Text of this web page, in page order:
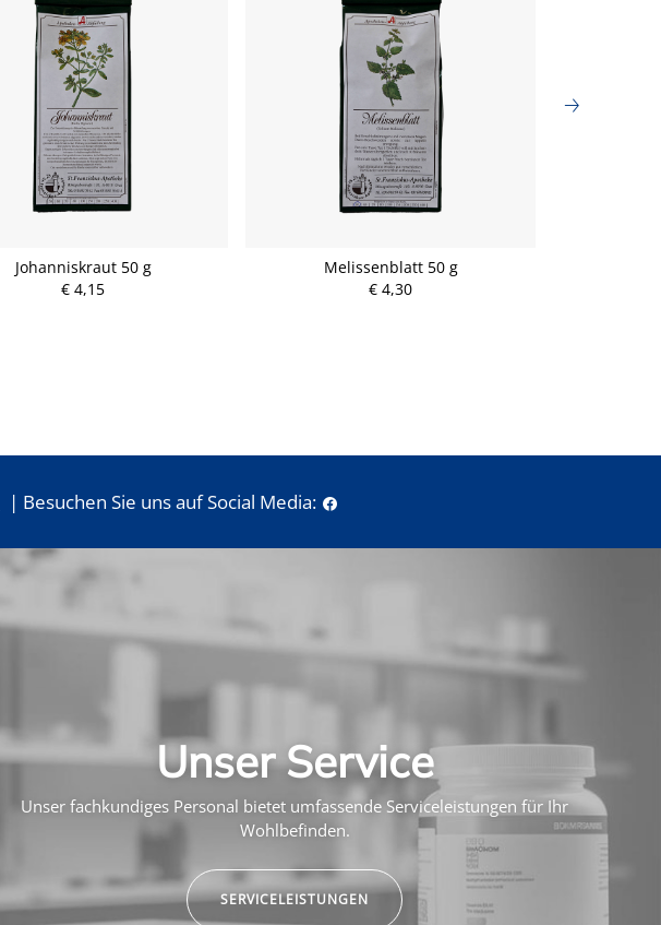
Johanniskraut 50 g
€ 4,15
Melissenblatt 50 g
€ 4,30
| Besuchen Sie uns auf Social Media:
Unser Service
Unser fachkundiges Personal bietet umfassende Serviceleistungen für Ihr
Wohlbefinden.
SERVICELEISTUNGEN